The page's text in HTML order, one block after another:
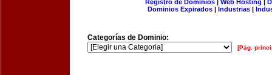
Registro de Dominios| Web Hosting |
Dominios Expirados | Industrias |
Categorías de Dominio:
[Pág.